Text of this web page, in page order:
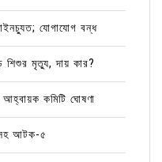
যোগাযোগ বন্ধ
শিশুর মৃত্যু, দায় কার?
কমিটি ঘোষণা
আটক-৫